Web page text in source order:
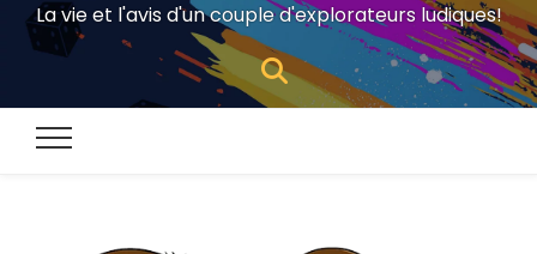
La vie et l'avis d'un couple d'explorateurs ludiques!